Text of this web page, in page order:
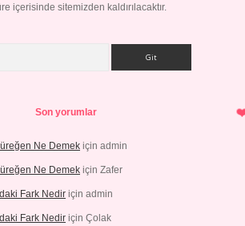
içerisinde sitemizden kaldırılacaktır.
Son yorumlar
Ne Demek için admin
Ne Demek için Zafer
Fark Nedir için admin
Fark Nedir için Çolak